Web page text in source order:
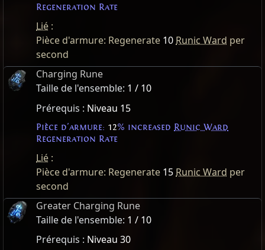
Regeneration Rate
Lié :
Pièce d'armure: Regenerate 10 Runic Ward per
second
Charging Rune
Taille de l'ensemble: 1 / 10
Prérequis : Niveau 15
Pièce d'armure: 12% increased Runic Ward
Regeneration Rate
Lié :
Pièce d'armure: Regenerate 15 Runic Ward per
second
Greater Charging Rune
Taille de l'ensemble: 1 / 10
Prérequis : Niveau 30